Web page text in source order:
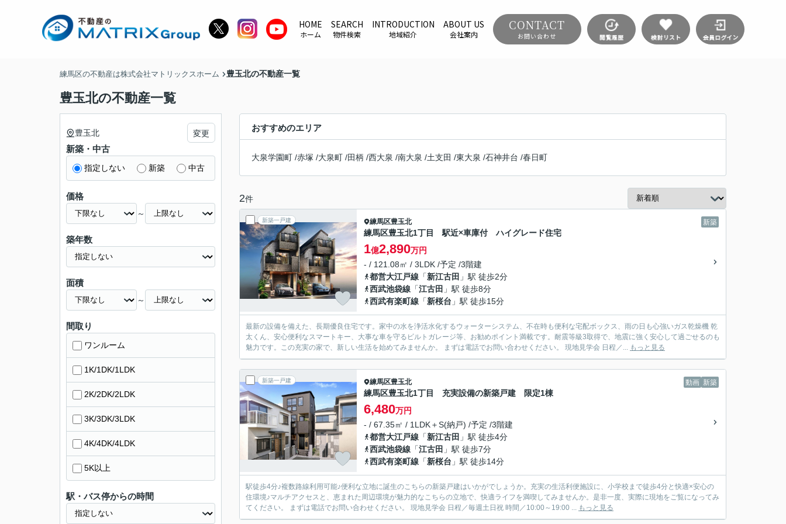
HOME
ホーム
SEARCH
物件検索
INTRODUCTION
地域紹介
ABOUT US
会社案内
CONTACT
お問い合わせ
練馬区の不動産は株式会社マトリックスホーム 豊玉北の不動産一覧
豊玉北の不動産一覧
おすすめのエリア
大泉学園町 /赤塚 /大泉町 /田柄 /西大泉 /南大泉 /土支田 /東大泉 /石神井台 /春日町
2件
新築一戸建 新築
練馬区豊玉北
練馬区豊玉北1丁目 駅近×車庫付 ハイグレード住宅
1億2,890万円
- / 121.08㎡ / 3LDK /予定 /3階建
都営大江戸線 「新江古田 」駅 徒歩2分
西武池袋線 「江古田 」駅 徒歩8分
西武有楽町線 「新桜台 」駅 徒歩15分
最新の設備を備えた、長期優良住宅です。家中の水を浄活水化するウォーターシステム、不在時も便利な宅配ボックス、雨の日も心強いガス乾燥機 乾
太くん、安心便利なスマートキー、大事な車を守るビルトガレージ等、お勧めポイント満載です。耐震等級3取得で、地震に強く安心して過ごせるのも
魅力です。この充実の家で、新しい生活を始めてみませんか。 まずは電話でお問い合わせください。 現地見学会 日程／... もっと見る
新築一戸建 動画 新築
練馬区豊玉北
練馬区豊玉北1丁目 充実設備の新築戸建 限定1棟
6,480万円
- / 67.35㎡ / 1LDK＋S(納戸) /予定 /3階建
都営大江戸線 「新江古田 」駅 徒歩4分
西武池袋線 「江古田 」駅 徒歩7分
西武有楽町線 「新桜台 」駅 徒歩14分
駅徒歩4分♪複数路線利用可能♪便利な立地に誕生のこちらの新築戸建はいかがでしょうか。充実の生活利便施設に、小学校まで徒歩4分と快適×安心の
住環境♪マルチアクセスと、恵まれた周辺環境が魅力的なこちらの立地で、快適ライフを満喫してみませんか。是非一度、実際に現地をご覧になってみ
てください。 まずは電話でお問い合わせください。 現地見学会 日程／毎週土日祝 時間／10:00～19:00 ... もっと見る
豊玉北 変更
新築・中古
指定しない 新築 中古
価格
～
築年数
面積
～
間取り
ワンルーム
1K/1DK/1LDK
2K/2DK/2LDK
3K/3DK/3LDK
4K/4DK/4LDK
5K以上
駅・バス停からの時間